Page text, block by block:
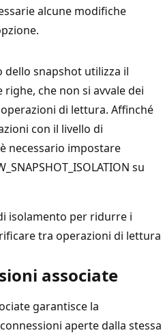
alcune modifiche
dello snapshot utilizza il
che non si avvale dei
di lettura. Affinché
con il livello di
necessario impostare
su
isolamento per ridurre i
tra operazioni di lettura
associate
garantisce la
aperte dalla stessa